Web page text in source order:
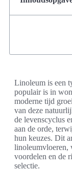
Linoleum is een
populair is in
moderne tijd
van deze
de levenscyclus
aan de orde,
hun keuzes. Dit
linoleumvloeren,
voordelen en de
selectie.